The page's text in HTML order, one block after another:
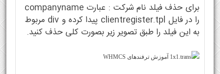
برای حذف فیلد نام شرکت : عبارت companyname
را در فایل clientregister.tpl پیدا کرده و div مربوط
به این فیلد را طبق تصویر زیر بصورت کلی حذف کنید.